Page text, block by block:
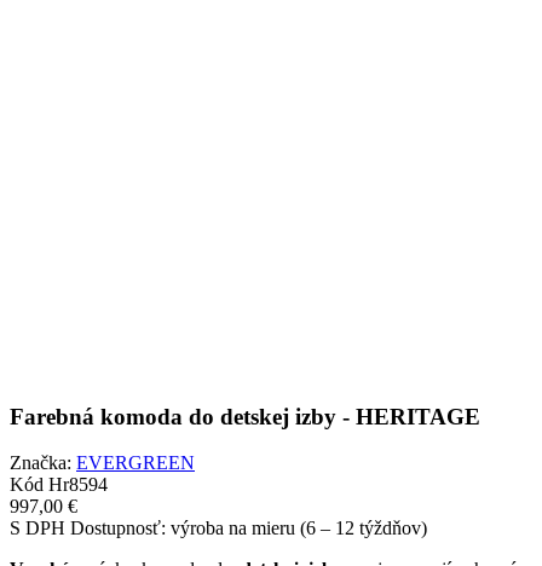
Farebná komoda do detskej izby - HERITAGE
Značka: EVERGREEN
Kód Hr8594
997,00 €
S DPH Dostupnosť: výroba na mieru (6 – 12 týždňov)